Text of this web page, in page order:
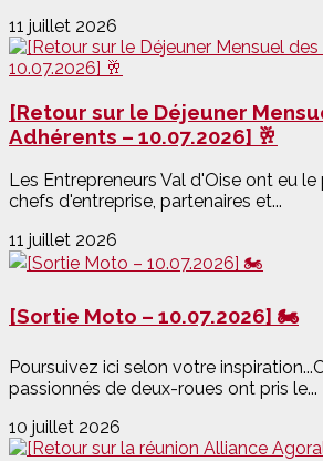
11 juillet 2026
[Retour sur le Déjeuner
Adhérents – 10.07.2026] 🥂
Les Entrepreneurs Val d'Oise ont eu le
chefs d'entreprise, partenaires et...
11 juillet 2026
[Sortie Moto – 10.07.2026] 🏍️
Poursuivez ici selon votre
passionnés de deux-roues ont pris le...
10 juillet 2026